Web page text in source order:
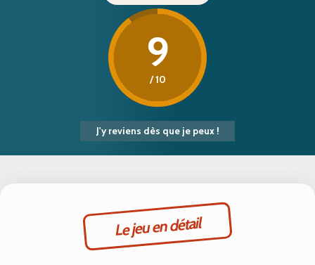
9
/ 10
J'y reviens dès que je peux !
Le jeu en détail